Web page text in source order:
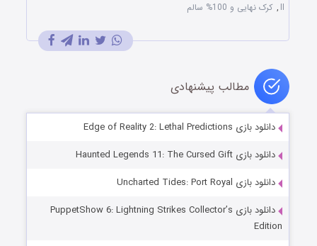
II
, کرک نهایی و 100% سالم
مطالب پیشنهادی
دانلود بازی Edge of Reality 2: Lethal Predictions
دانلود بازی Haunted Legends 11: The Cursed Gift
دانلود بازی Uncharted Tides: Port Royal
دانلود بازی PuppetShow 6: Lightning Strikes Collector’s
Edition